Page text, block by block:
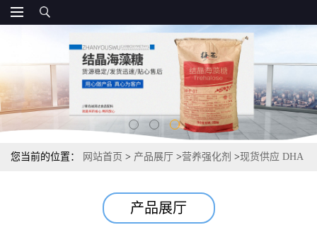
您当前的位置： 网站首页 > 产品展厅 >营养强化剂 >现货供应 DHA
产品展厅